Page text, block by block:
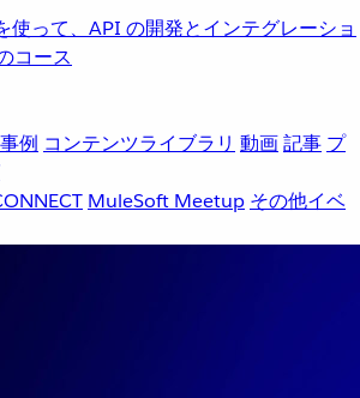
って、API の開発とインテグレーショ
コース
例 コンテンツライブラリ 動画記事 プ
MuleSoft Meetup その他イベ